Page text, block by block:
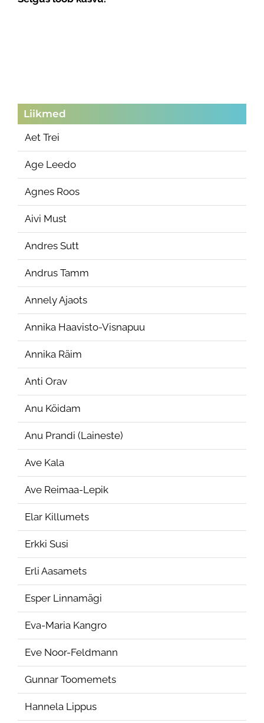
Liikmed
Aet Trei
Age Leedo
Agnes Roos
Aivi Must
Andres Sutt
Andrus Tamm
Annely Ajaots
Annika Haavisto-Visnapuu
Annika Räim
Anti Orav
Anu Köidam
Anu Prandi (Laineste)
Ave Kala
Ave Reimaa-Lepik
Elar Killumets
Erkki Susi
Erli Aasamets
Esper Linnamägi
Eva-Maria Kangro
Eve Noor-Feldmann
Gunnar Toomemets
Hannela Lippus